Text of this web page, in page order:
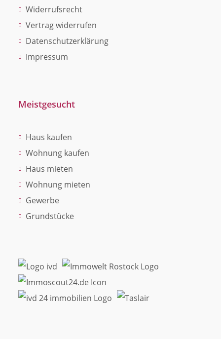
Widerrufsrecht
Vertrag widerrufen
Datenschutzerklärung
Impressum
Meistgesucht
Haus kaufen
Wohnung kaufen
Haus mieten
Wohnung mieten
Gewerbe
Grundstücke